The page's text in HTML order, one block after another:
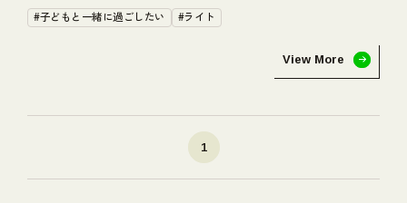
#子どもと一緒に過ごしたい #ライト
View More
1